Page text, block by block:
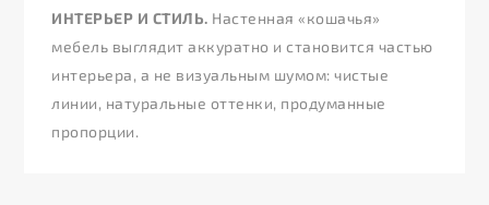
ИНТЕРЬЕР И СТИЛЬ. Настенная «кошачья»
мебель выглядит аккуратно и становится частью
интерьера, а не визуальным шумом: чистые
линии, натуральные оттенки, продуманные
пропорции.